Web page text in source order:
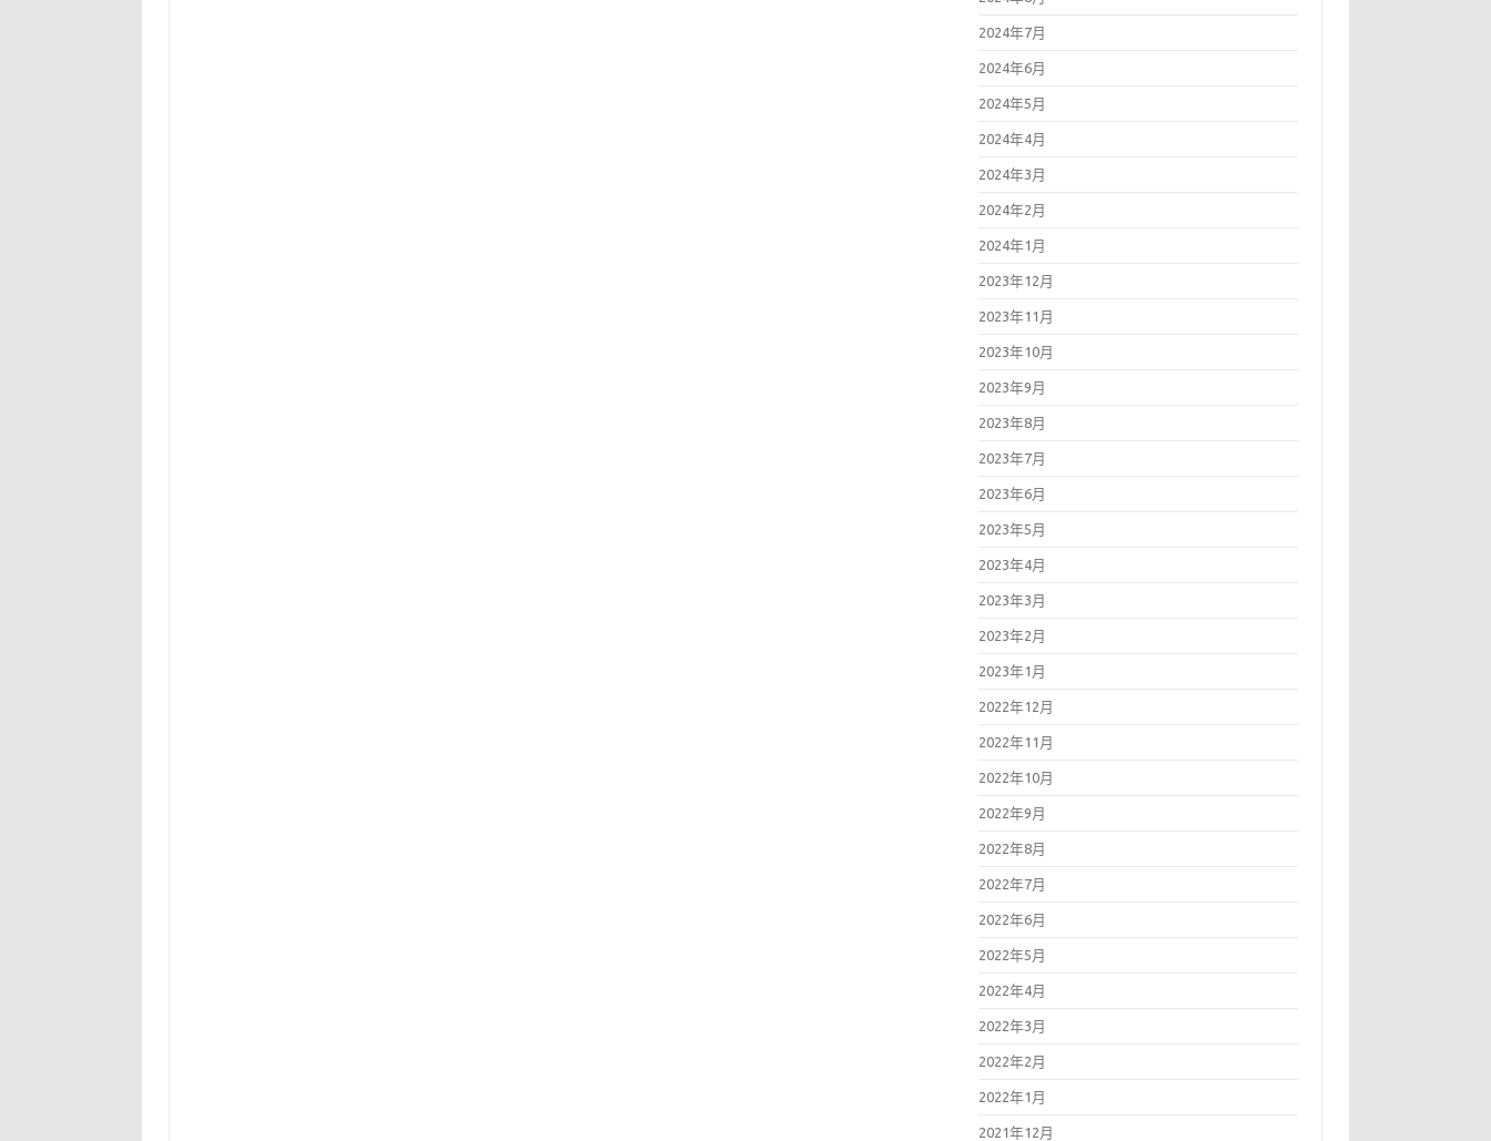
2024年7月
2024年6月
2024年5月
2024年4月
2024年3月
2024年2月
2024年1月
2023年12月
2023年11月
2023年10月
2023年9月
2023年8月
2023年7月
2023年6月
2023年5月
2023年4月
2023年3月
2023年2月
2023年1月
2022年12月
2022年11月
2022年10月
2022年9月
2022年8月
2022年7月
2022年6月
2022年5月
2022年4月
2022年3月
2022年2月
2022年1月
2021年12月